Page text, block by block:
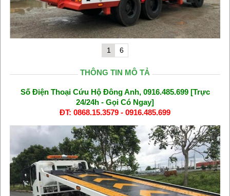
1 6
THÔNG TIN MÔ TẢ
Số Điện Thoại Cứu Hộ Đông Anh, 0916.485.699 [Trực
24/24h - Gọi Có Ngay]
ĐT: 0868.15.3579 - 0916.485.699